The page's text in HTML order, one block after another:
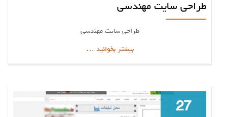
طراحی سایت مهندسی
طراحی سایت مهندسی
بیشتر بخوانیددربارهطراحی
…
27